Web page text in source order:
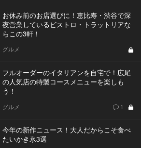
お休み前のお店選びに！恵比寿・渋谷で深
夜営業しているビストロ・トラットリアな
らこの3軒！
グルメ
フルオーダーのイタリアンを自宅で！広尾
の人気店の特製コースメニューを楽しも
う！
グルメ 1
今年の新作ニュース！大人だからこそ食べ
たいかき氷3選